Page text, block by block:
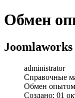
Обмен
administrator
Справочные
Обмен опытом
Создано: 01